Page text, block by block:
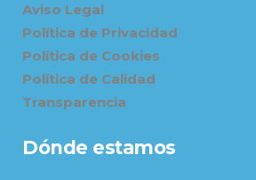
Aviso Legal
Política de Privacidad
Política de Cookies
Política de Calidad
Transparencia
Dónde estamos